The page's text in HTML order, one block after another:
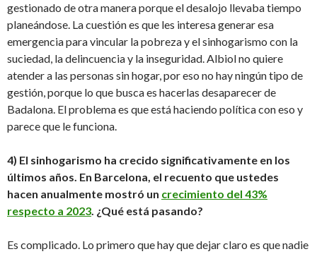
gestionado de otra manera porque el desalojo llevaba tiempo
planeándose. La cuestión es que les interesa generar esa
emergencia para vincular la pobreza y el sinhogarismo con la
suciedad, la delincuencia y la inseguridad. Albiol no quiere
atender a las personas sin hogar, por eso no hay ningún tipo de
gestión, porque lo que busca es hacerlas desaparecer de
Badalona. El problema es que está haciendo política con eso y
parece que le funciona.
4) El sinhogarismo ha crecido significativamente en los
últimos años. En Barcelona, el recuento que ustedes
hacen anualmente mostró un crecimiento del 43%
respecto a 2023. ¿Qué está pasando?
Es complicado. Lo primero que hay que dejar claro es que nadie